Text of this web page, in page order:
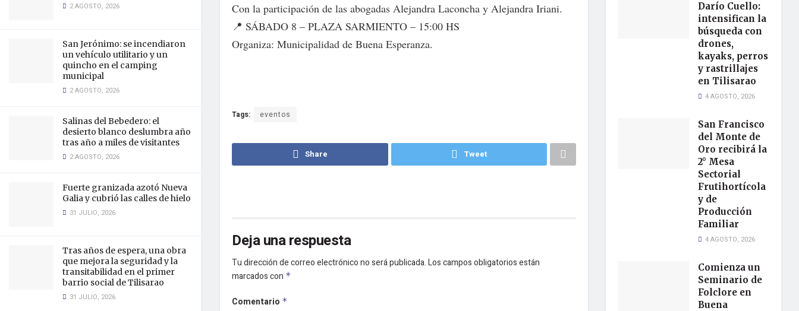
2 AGOSTO, 2026
San Jerónimo: se incendiaron
un vehículo utilitario y un
quincho en el camping
municipal
2 AGOSTO, 2026
Salinas del Bebedero: el
desierto blanco deslumbra año
tras año a miles de visitantes
2 AGOSTO, 2026
Fuerte granizada azotó Nueva
Galia y cubrió las calles de hielo
31 JULIO, 2026
Tras años de espera, una obra
que mejora la seguridad y la
transitabilidad en el primer
barrio social de Tilisarao
31 JULIO, 2026
Con la participación de las abogadas Alejandra Laconcha y Alejandra Iriani.
📍 SÁBADO 8 – PLAZA SARMIENTO – 15:00 HS
Organiza: Municipalidad de Buena Esperanza.
Tags: eventos
Share Tweet
Deja una respuesta
Tu dirección de correo electrónico no será publicada.Los campos obligatorios están
marcados con *
Comentario *
Darío Cuello:
intensifican la
búsqueda con
drones,
kayaks, perros
y rastrillajes
en Tilisarao
4 AGOSTO, 2026
San Francisco
del Monte de
Oro recibirá la
2° Mesa
Sectorial
Frutihortícola
y de
Producción
Familiar
4 AGOSTO, 2026
Comienza un
Seminario de
Folclore en
Buena